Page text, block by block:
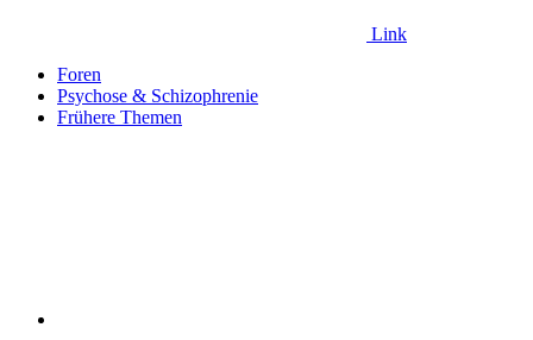
Link
Foren
Psychose & Schizophrenie
Frühere Themen